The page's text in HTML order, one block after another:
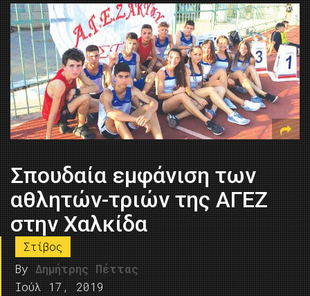
Σπουδαία εμφάνιση των
αθλητών-τριών της ΑΓΕΖ
στην Χαλκίδα
Στίβος
By Δημήτρης Πέττας
Ιούλ 17, 2019